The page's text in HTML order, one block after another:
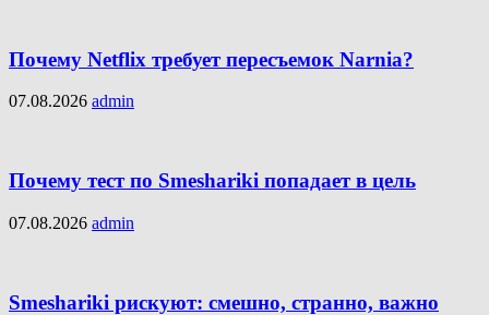
Почему Netflix требует пересъемок Narnia?
07.08.2026 admin
Почему тест по Smeshariki попадает в цель
07.08.2026 admin
Smeshariki рискуют: смешно, странно, важно